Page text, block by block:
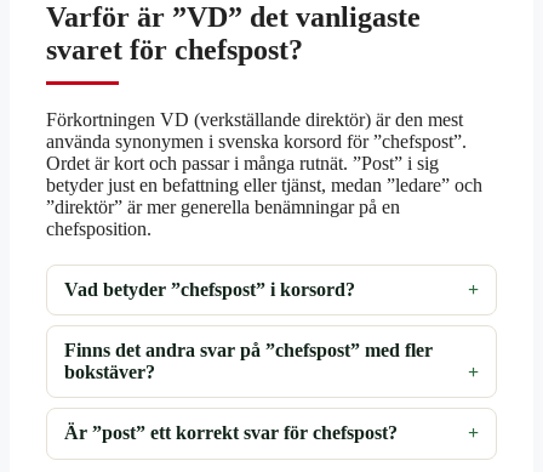
Varför är ”VD” det vanligaste
svaret för chefspost?
Förkortningen VD (verkställande direktör) är den mest
använda synonymen i svenska korsord för ”chefspost”.
Ordet är kort och passar i många rutnät. ”Post” i sig
betyder just en befattning eller tjänst, medan ”ledare” och
”direktör” är mer generella benämningar på en
chefsposition.
Vad betyder ”chefspost” i korsord?
Finns det andra svar på ”chefspost” med fler
bokstäver?
Är ”post” ett korrekt svar för chefspost?